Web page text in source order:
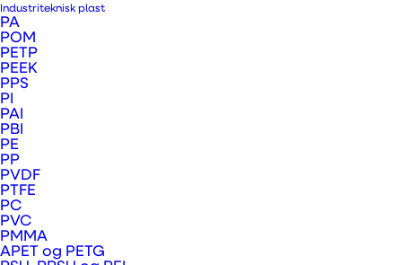
Industriteknisk plast
PA
POM
PETP
PEEK
PPS
PI
PAI
PBI
PE
PP
PVDF
PTFE
PC
PVC
PMMA
APET og PETGdekorativ overflade.